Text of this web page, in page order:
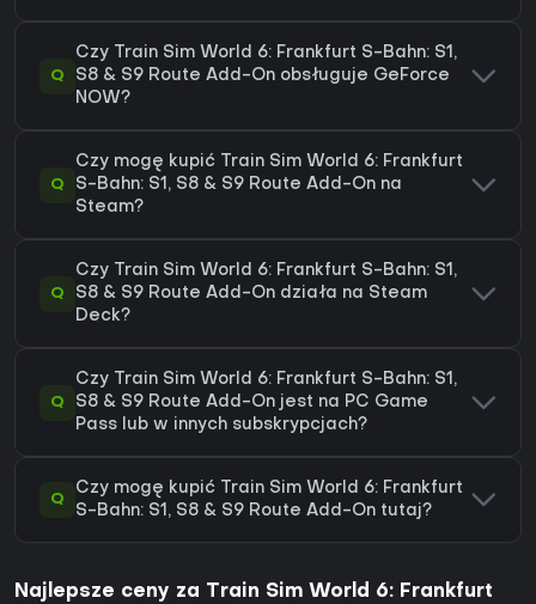
Q
Czy Train Sim World 6: Frankfurt S-Bahn: S1,
S8 & S9 Route Add-On obsługuje GeForce
NOW?
Q
Czy mogę kupić Train Sim World 6: Frankfurt
S-Bahn: S1, S8 & S9 Route Add-On na
Steam?
Q
Czy Train Sim World 6: Frankfurt S-Bahn: S1,
S8 & S9 Route Add-On działa na Steam
Deck?
Q
Czy Train Sim World 6: Frankfurt S-Bahn: S1,
S8 & S9 Route Add-On jest na PC Game
Pass lub w innych subskrypcjach?
Q
Czy mogę kupić Train Sim World 6: Frankfurt
S-Bahn: S1, S8 & S9 Route Add-On tutaj?
Najlepsze ceny za Train Sim World 6: Frankfurt